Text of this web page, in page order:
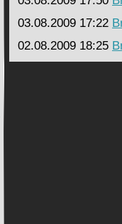
03.08.2009 17:22
02.08.2009 18:25